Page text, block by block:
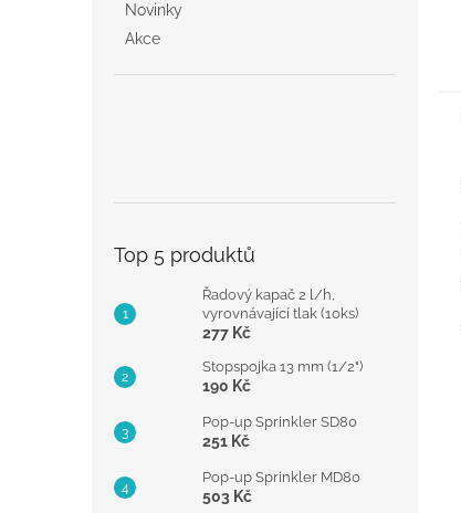
Novinky
Akce
Top 5 produktů
Řadový kapač 2 l/h,
vyrovnávající tlak (10ks)
277 Kč
Stopspojka 13 mm (1/2")
190 Kč
Pop-up Sprinkler SD80
251 Kč
Pop-up Sprinkler MD80
503 Kč